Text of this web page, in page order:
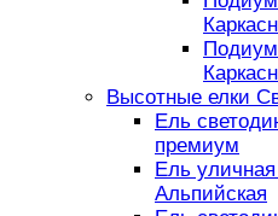
Высотные елки
Ель
премиум
Ель
Альпийская